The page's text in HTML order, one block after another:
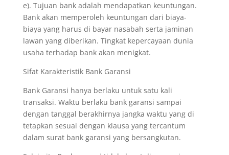
e). Tujuan bank adalah mendapatkan keuntungan.
Bank akan memperoleh keuntungan dari biaya-
biaya yang harus di bayar nasabah serta jaminan
lawan yang diberikan. Tingkat kepercayaan dunia
usaha terhadap bank akan menigkat.
Sifat Karakteristik Bank Garansi
Bank Garansi hanya berlaku untuk satu kali
transaksi. Waktu berlaku bank garansi sampai
dengan tanggal berakhirnya jangka waktu yang di
tetapkan sesuai dengan klausa yang tercantum
dalam surat bank garansi yang bersangkutan.